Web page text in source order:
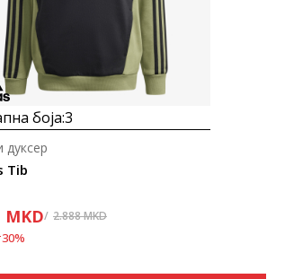
боја:3
Tib
дуксер
MKD 2.888MKD
30%